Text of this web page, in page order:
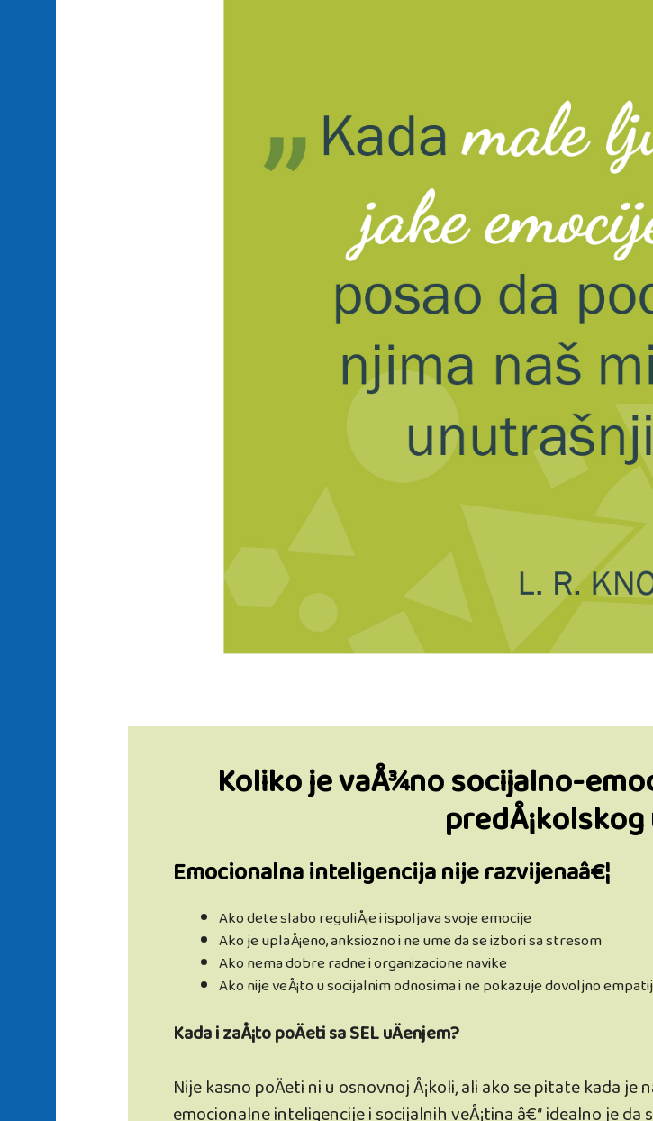
Koliko je vaÅ¾no socijalno-
Emocionalna inteligencija nije razvijenaâ€¦
Ako dete slabo reguliÅ¡e i ispoljava svoje emocije
Ako je uplaÅ¡eno, anksiozno i ne ume da se izbori sa stresom
Ako nema dobre radne i organizacione navike
Ako nije veÅ¡to u socijalnim odnosima i ne pokazuje dovoljno
Kada i zaÅ¡to poÄeti sa SEL uÄenjem?
Nije kasno poÄeti ni u osnovnoj Å¡koli, ali ako se pitate kada